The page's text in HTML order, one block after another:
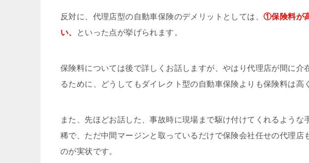
反対に、代理店型の自動車保険のデメリットとしては、 ①保険料が
い、
といった点が挙げられます。
保険料については後で詳しくお話しますが、やはり代理店が間に介
るために、どうしてもダイレクト型の自動車保険よりも保険料は高
また、先ほどお話した、事故時に現場まで駆け付けてくれるような
稀で、ただ中間マージンと取っているだけで保険会社任せの代理店
のが実状です。